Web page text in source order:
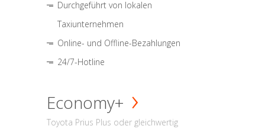
Durchgeführt von lokalen
Taxiunternehmen
Online- und Offline-Bezahlungen
24/7-Hotline
Economy+
Toyota Prius Plus oder gleichwertig